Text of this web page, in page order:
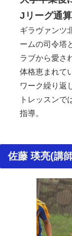
Jリーグ通
ギラヴァンツ
ームの司令塔
ラブから愛さ
体格恵まれて
ワーク繰り返
トレッスンで
指導。
佐藤 瑛亮(講